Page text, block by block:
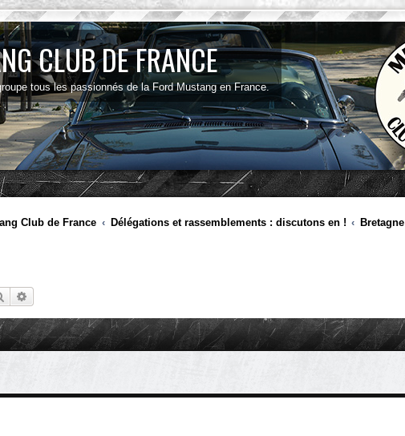
CLUB DE FRANCE
tous les passionnés de la Ford Mustang en France.
Club de France Délégations et rassemblements : discutons en ! Bretagne
Rechercher